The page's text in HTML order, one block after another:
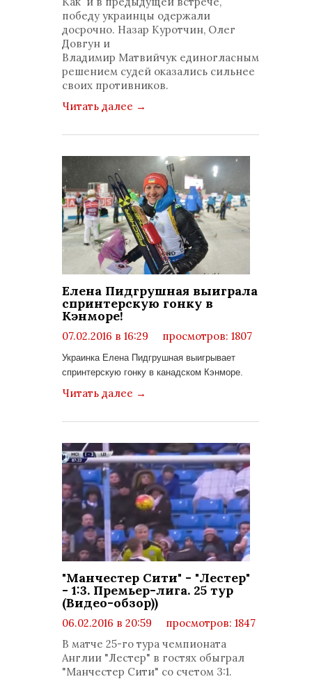
победу украинцы одержали
досрочно. Назар Куротчин, Олег
Довгун и
Владимир Матвийчук единогласным
решением судей оказались сильнее
своих противников.
Читать далее →
Елена Пидгрушная выиграла
спринтерскую гонку в
Кэнморе!
07.02.2016 в 16:29
просмотров: 1807
Украинка Елена Пидгрушная выигрывает
спринтерскую гонку в канадском Кэнморе.
Читать далее →
"Манчестер Сити" - "Лестер"
- 1:3. Премьер-лига. 25 тур
(Видео-обзор))
06.02.2016 в 20:59
просмотров: 1847
комментариев: 0
В матче 25-го тура чемпионата
Англии "Лестер" в гостях обыграл
"Манчестер Сити" со счетом 3:1.